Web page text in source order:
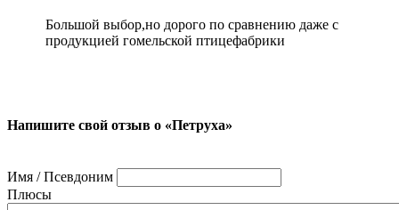
Большой выбор,но дорого по сравнению даже с
продукцией гомельской птицефабрики
Напишите свой отзыв о «Петруха»
Имя / Псевдоним
Плюсы